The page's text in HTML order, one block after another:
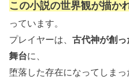
この小説の世界観が描か
っています。
プレイヤーは、 古代神が創
舞台に、
堕落した存在になってしまっ